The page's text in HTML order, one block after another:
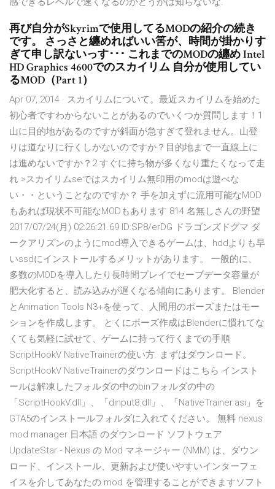
再び自分がSkyrimで使用してるMODの紹介の続き
です。 さっさと纏めればいい筈が、時間が掛かりす
ぎて申し訳ないっす･･･ これまでのMODの纏め Intel
HD Graphics 4600でのスカイリム 自分が使用してい
るMOD（Part 1）
Apr 07, 2014 · スカイリムについて。最近スカイリムを始めた
初心者ですわからないことがあるのでいくつか質問します！1
山に目的地があるのですが斜面が急すぎて登れません。山登
りは道なりに行くしかないのですか？目的地まで一直線上に
は進めないですか？2 すぐに持ち物が多くなり重たくなって走
れ >スカイリムseではスカイリム無印用のmodは遊べな
い・・ということなのですか？ 手を加えずに流用可能なMOD
もあれば現状不可能なMODもあります 814 名無しさんの野望
2017/07/24(月) 02:26:21.69 ID:SP8/erDG ドラゴンズドグマ ダ
ークアリズンのようにmod導入できるゲームは、hddよりも早
いssdにインストールするメリットがあります。 一般的に、
多数のMODを導入したり長時間プレイでセーブデータ容量が
肥大化すると、読み込みが遅くなる傾向にあります。 Blender
とAnimation Tools N3+を使って、人間用のポーズまたはモー
ションを作成します。 とくにポーズ作成はBlenderに慣れてな
くても気軽に試せて、ゲームに持って行くまでの手順
ScriptHookV NativeTrainerの使い方. まずはダウンロード。
ScriptHookV NativeTrainerのダウンロードはこちら インスト
ールは解凍したフォルダの中のbinフォルダの中の
「ScriptHookV.dll」、「dinput8.dll」、「NativeTrainer.asi」を
GTA5のインストールフォルダに入れてください。 無料 nexus
mod manager 日本語 のダウンロード ソフトウェア
UpdateStar - Nexus の Mod マネージャー (NMM) は、ダウン
ロード、インストール、更新および使いやすいインターフェ
イスを介してあなたの mod を管理することができますソフト